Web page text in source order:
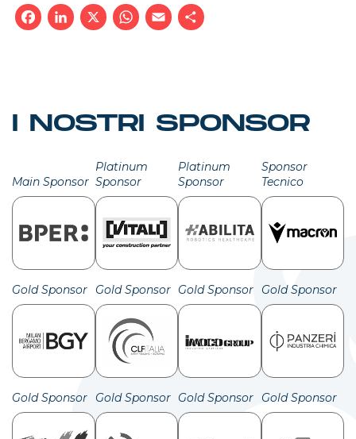
I NOSTRI SPONSOR
Main Sponsor
Platinum
Sponsor
Platinum
Sponsor
Sponsor
Tecnico
Gold Sponsor Gold Sponsor Gold Sponsor Gold Sponsor
Gold Sponsor Gold Sponsor Gold Sponsor Gold Sponsor